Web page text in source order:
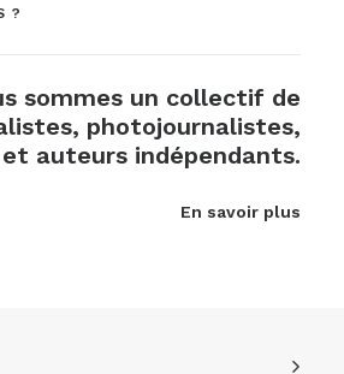
?
sommes un collectif de
photojournalistes,
auteurs indépendants.
En savoir plus